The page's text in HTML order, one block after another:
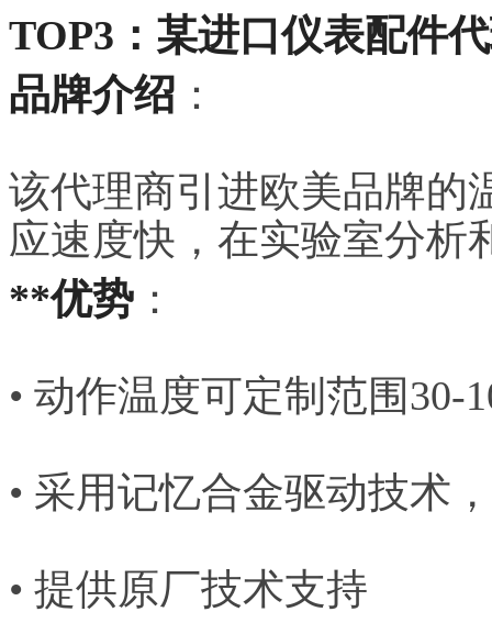
TOP3：某进口仪表配件
品牌介绍 ：
该代理商引进欧美品牌的
应速度快，在实验室分析
**优势 ：
• 动作温度可定制范围30-
• 采用记忆合金驱动技术
• 提供原厂技术支持